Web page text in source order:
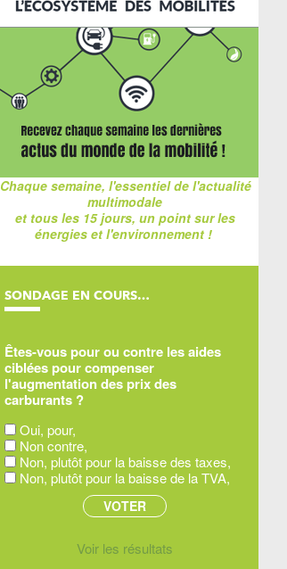
Chaque semaine, l'essentiel de l'actualité
multimodale
et tous les 15 jours, un point sur les
énergies et l'environnement !
SONDAGE EN COURS…
Êtes-vous pour ou contre les aides
ciblées pour compenser
l'augmentation des prix des
carburants ?
Oui, pour,
Non contre,
Non, plutôt pour la baisse des taxes,
Non, plutôt pour la baisse de la TVA,
Voir les résultats